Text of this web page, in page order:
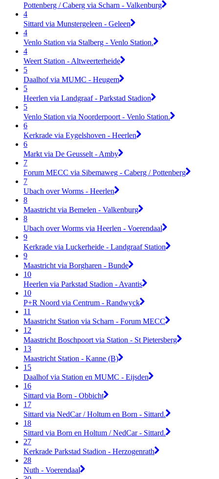
Pottenberg / Caberg via Scharn - Valkenburg
4
Sittard via Munstergeleen - Geleen
4
Venlo Station via Stalberg - Venlo Station.
4
Weert Station - Altweerterheide
5
Daalhof via MUMC - Heugem
5
Heerlen via Landgraaf - Parkstad Stadion
5
Venlo Station via Noorderpoort - Venlo Station.
6
Kerkrade via Eygelshoven - Heerlen
6
Markt via De Geusselt - Amby
7
Forum MECC via Sibemaweg - Caberg / Pottenberg
7
Ubach over Worms - Heerlen
8
Maastricht via Bemelen - Valkenburg
8
Ubach over Worms via Heerlen - Voerendaal
9
Kerkrade via Luckerheide - Landgraaf Station
9
Maastricht via Borgharen - Bunde
10
Heerlen via Parkstad Stadion - Avantis
10
P+R Noord via Centrum - Randwyck
11
Maastricht Station via Scharn - Forum MECC
12
Maastricht Boschpoort via Station - St Pietersberg
13
Maastricht Station - Kanne (B)
15
Daalhof via Station en MUMC - Eijsden
16
Sittard via Born - Obbicht
17
Sittard via NedCar / Holtum en Born - Sittard.
18
Sittard via Born en Holtum / NedCar - Sittard.
27
Kerkrade Parkstad Stadion - Herzogenrath
28
Nuth - Voerendaal